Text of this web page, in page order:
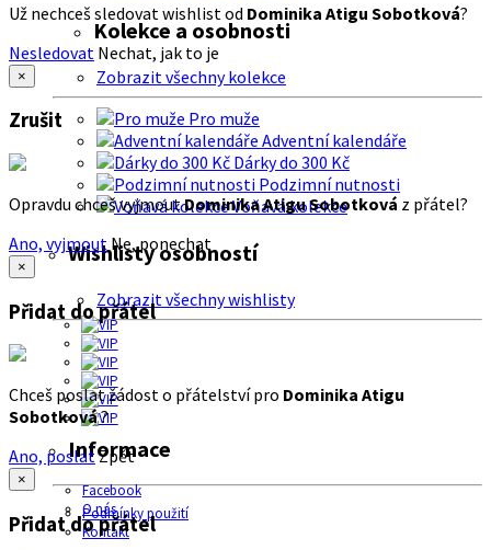
Kolekce a osobnosti
Zobrazit všechny kolekce
Pro muže
Adventní kalendáře
Dárky do 300 Kč
Podzimní nutnosti
Voňavá kolekce
Wishlisty osobností
Zobrazit všechny wishlisty
Informace
Facebook
O nás
Podmínky použití
Kontakt
Už nechceš sledovat wishlist od Dominika Atigu Sobotková?
Nesledovat Nechat, jak to je
×
Zrušit
Opravdu chceš vyjmoutDominika Atigu Sobotková z přátel?
Ano, vyjmout Ne, ponechat
×
Přidat do přátel
Chceš poslat žádost o přátelství pro Dominika Atigu
Sobotková?
Ano, poslatZpět
×
Přidat do přátel